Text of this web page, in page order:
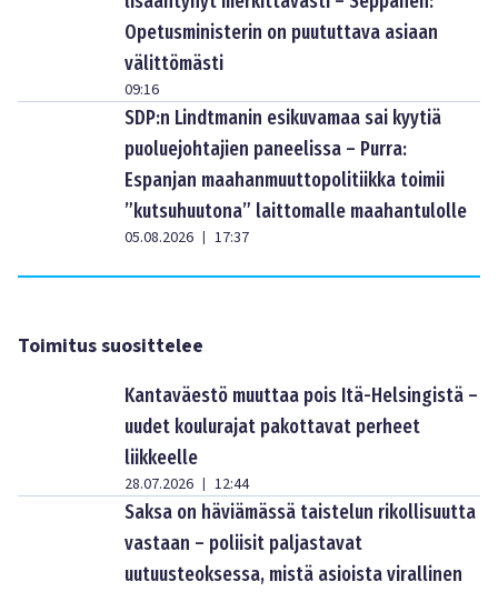
Opetusministerin on puututtava asiaan
välittömästi
09:16
SDP:n Lindtmanin esikuvamaa sai kyytiä
puoluejohtajien paneelissa – Purra:
Espanjan maahanmuuttopolitiikka toimii
”kutsuhuutona” laittomalle maahantulolle
05.08.2026 | 17:37
Toimitus suosittelee
Kantaväestö muuttaa pois Itä-Helsingistä –
uudet koulurajat pakottavat perheet
liikkeelle
28.07.2026 | 12:44
Saksa on häviämässä taistelun rikollisuutta
vastaan – poliisit paljastavat
uutuusteoksessa, mistä asioista virallinen